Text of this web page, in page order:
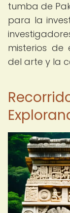
tumba de
para la
misterios de
del arte y la